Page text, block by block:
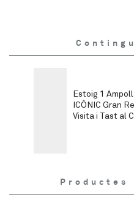
Estoig 1
ICÒNIC Gran
Visita i Tast al
Productes